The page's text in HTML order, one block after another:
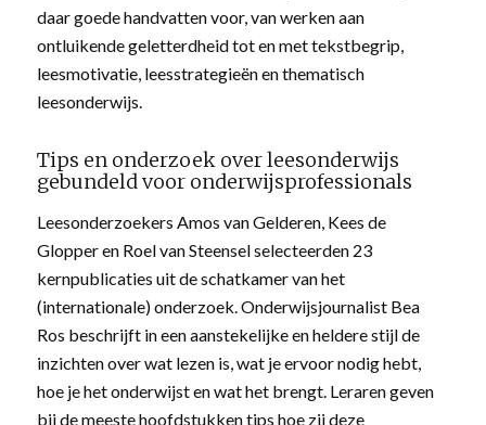
daar goede handvatten voor, van werken aan
ontluikende geletterdheid tot en met tekstbegrip,
leesmotivatie, leesstrategieën en thematisch
leesonderwijs.
Tips en onderzoek over leesonderwijs
gebundeld voor onderwijsprofessionals
Leesonderzoekers Amos van Gelderen, Kees de
Glopper en Roel van Steensel selecteerden 23
kernpublicaties uit de schatkamer van het
(internationale) onderzoek. Onderwijsjournalist Bea
Ros beschrijft in een aanstekelijke en heldere stijl de
inzichten over wat lezen is, wat je ervoor nodig hebt,
hoe je het onderwijst en wat het brengt. Leraren geven
bij de meeste hoofdstukken tips hoe zij deze